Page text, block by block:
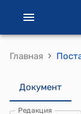
Главная ›
Документ
Редакция